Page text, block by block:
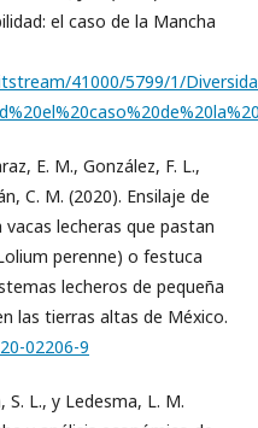
el caso de la Mancha
41000/5799/1/
E. M., González, F. L.,
C. M. (2020). Ensilaje de
lecheras que pastan
perenne) o festuca
lecheros de pequeña
las tierras altas de México.
02206-9
S. L., y Ledesma, L. M.